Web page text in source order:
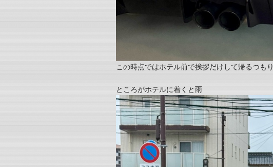
この時点ではホテル前で挨拶だけして帰るつもり
ところがホテルに着くと雨